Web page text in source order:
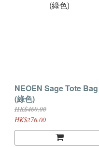
NEOEN Sage Tote Bag
(綠色)
HK$460.00
HK$276.00